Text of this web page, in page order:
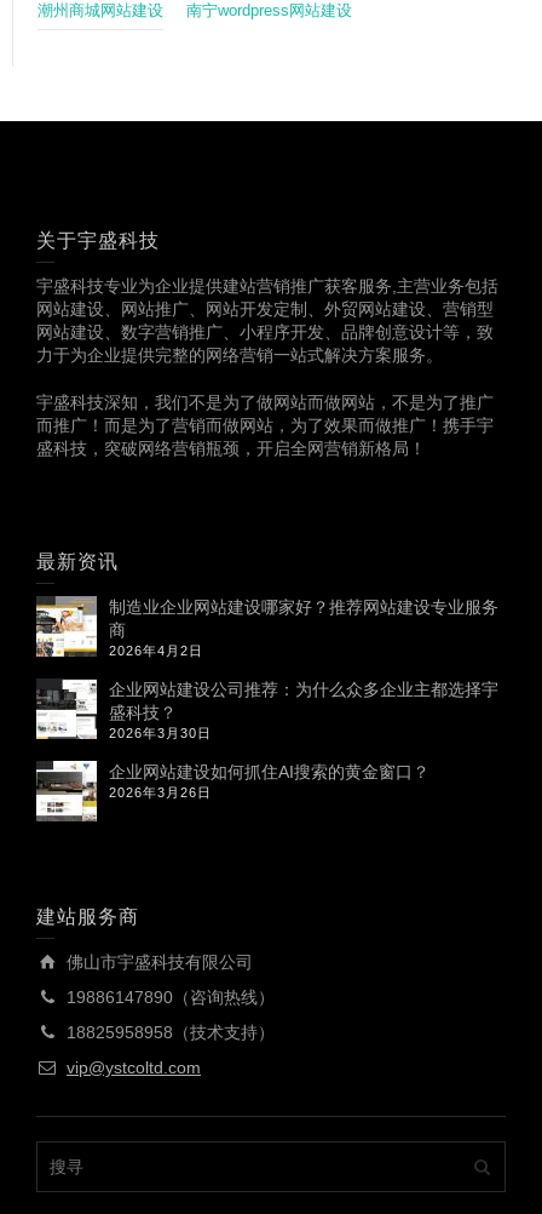
潮州商城网站建设 南宁wordpress网站建设
关于宇盛科技
宇盛科技专业为企业提供建站营销推广获客服务,主营业务包括
网站建设、网站推广、网站开发定制、外贸网站建设、营销型
网站建设、数字营销推广、小程序开发、品牌创意设计等，致
力于为企业提供完整的网络营销一站式解决方案服务。
宇盛科技深知，我们不是为了做网站而做网站，不是为了推广
而推广！而是为了营销而做网站，为了效果而做推广！携手宇
盛科技，突破网络营销瓶颈，开启全网营销新格局！
最新资讯
制造业企业网站建设哪家好？推荐网站建设专业服务
商
2026年4月2日
企业网站建设公司推荐：为什么众多企业主都选择宇
盛科技？
2026年3月30日
企业网站建设如何抓住AI搜索的黄金窗口？
2026年3月26日
建站服务商
佛山市宇盛科技有限公司
19886147890（咨询热线）
18825958958（技术支持）
vip@ystcoltd.com